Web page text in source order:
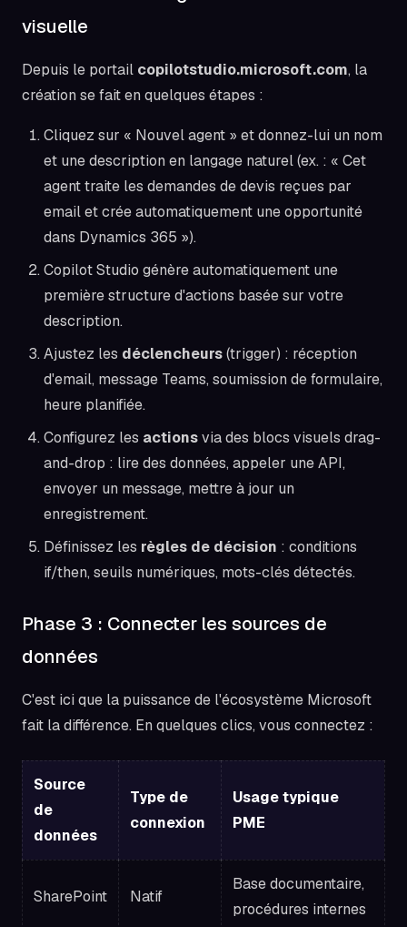
visuelle
Depuis le portail copilotstudio.microsoft.com, la
création se fait en quelques étapes :
Cliquez sur « Nouvel agent » et donnez-lui un nom
et une description en langage naturel (ex. : « Cet
agent traite les demandes de devis reçues par
email et crée automatiquement une opportunité
dans Dynamics 365 »).
Copilot Studio génère automatiquement une
première structure d'actions basée sur votre
description.
Ajustez les déclencheurs(trigger) : réception
d'email, message Teams, soumission de formulaire,
heure planifiée.
Configurez les actionsvia des blocs visuels drag-
and-drop : lire des données, appeler une API,
envoyer un message, mettre à jour un
enregistrement.
Définissez les règles de décision : conditions
if/then, seuils numériques, mots-clés détectés.
Phase 3 : Connecter les sources de
données
C'est ici que la puissance de l'écosystème Microsoft
fait la différence. En quelques clics, vous connectez :
Source
de
données
Type de
connexion
Usage typique
PME
SharePoint Natif
Base documentaire,
procédures internes